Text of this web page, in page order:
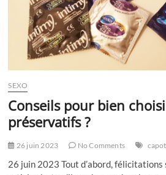
SEXO
Conseils pour bien
préservatifs ?
26 juin 2023 No Comments
26 juin 2023 Tout d’abord,